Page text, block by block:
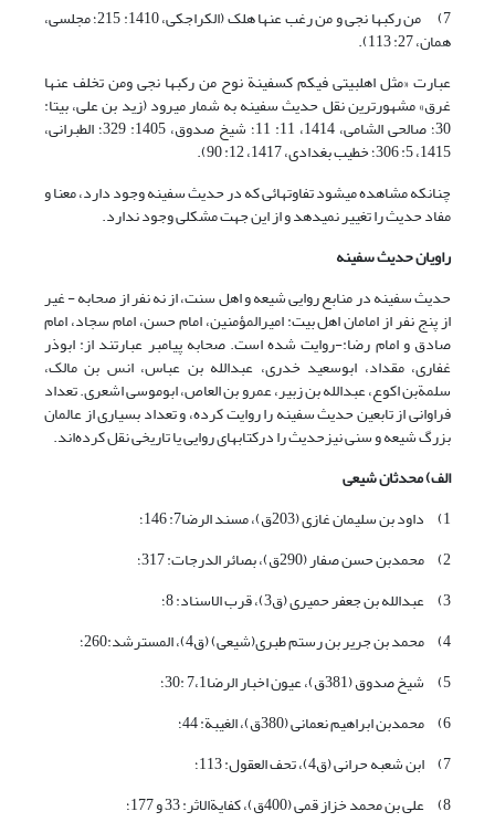
7) من رکبها نجی و من رغب عنها هلک (الکراجکی، 1410: 215؛ مجلسی،
همان، 27: 113).
عبارت «مثل اهل‏بیتی فیکم کسفینة نوح من رکبها نجی ومن تخلف عنها
غرق» مشهورترین نقل حدیث سفینه به شمار می‏رود (زید بن علی، بی‏تا:
30؛ صالحی الشامی، 1414، 11: 11؛ شیخ صدوق، 1405: 329؛ الطبرانی،
1415، 5: 306؛ خطیب بغدادی، 1417، 12: 90).
چنان‏که مشاهده می‏شود تفاوت‏هائی که در حدیث سفینه وجود دارد، معنا و
مفاد حدیث را تغییر نمی‏دهد و از این جهت مشکلی وجود ندارد.
راویان حدیث سفینه
حدیث سفینه در منابع روایی شیعه و اهل سنت، از نه نفر از صحابه - غیر
از پنج نفر از امامان اهل بیت: امیرالمؤمنین، امام حسن، امام سجاد، امام
صادق و امام رضا:-روایت شده است. صحابه پیامبر عبارتند از: ابوذر
غفاری، مقداد، ابوسعید خدری، عبدالله بن عباس، انس بن مالک،
سلمةبن اکوع، عبدالله بن زبیر، عمرو بن العاص، ابوموسی اشعری. تعداد
فراوانی از تابعین حدیث سفینه را روایت کرده‏، و تعداد بسیاری از عالمان
بزرگ شیعه و سنی نیزحدیث را درکتاب‏های روایی یا تاریخی نقل کرده‌اند.
الف) محدثان شیعی
1) داود بن سلیمان غازی (203ق)، مسند الرضا7: 146؛
2) محمدبن حسن صفار (290ق)، بصائر الدرجات: 317؛
3) عبدالله بن جعفر حمیری (ق3)، قرب الاسناد: 8؛
4) محمد بن جریر بن رستم طبری(شیعی) (ق4)، المسترشد:260؛
5) شیخ صدوق (381ق)، عیون اخبار الرضا7،1 :30؛
6) محمدبن ابراهیم نعمانی (380ق)، الغیبة: 44؛
7) ابن شعبه حرانی (ق4)، تحف العقول: 113؛
8) علی بن محمد خزاز قمی (400ق)، کفایةالاثر: 33 و 177؛